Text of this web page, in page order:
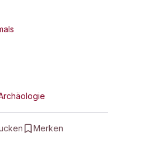
Merken